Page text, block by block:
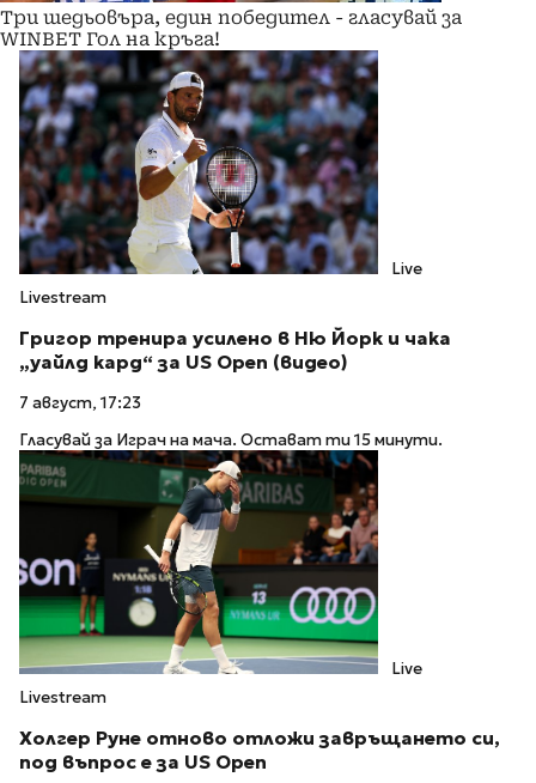
Три шедьовъра, един победител - гласувай за
WINBET Гол на кръга!
Live
Livestream
Григор тренира усилено в Ню Йорк и чака
„уайлд кард“ за US Open (видео)
7 август, 17:23
Гласувай за Играч на мача. Остават ти 15 минути.
Live
Livestream
Холгер Руне отново отложи завръщането си,
под въпрос е за US Open